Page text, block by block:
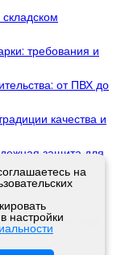
на
настройки
требования и
от ПВХ до
качества и
защита для
в чем
вязки: как